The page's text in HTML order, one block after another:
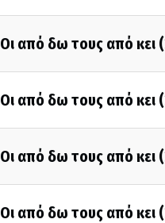
Οι από δω τους από
Οι από δω τους από
Οι από δω τους από κει
Οι από δω τους από